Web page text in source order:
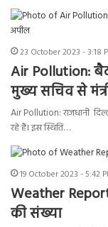
23 October 2023 - 3:18
Air Pollution:
मुख्य सचिव से
Air Pollution: राजधानी
रहे हैं। इस स्थिति…
19 October 2023 - 5:42
Weather
की संख्या